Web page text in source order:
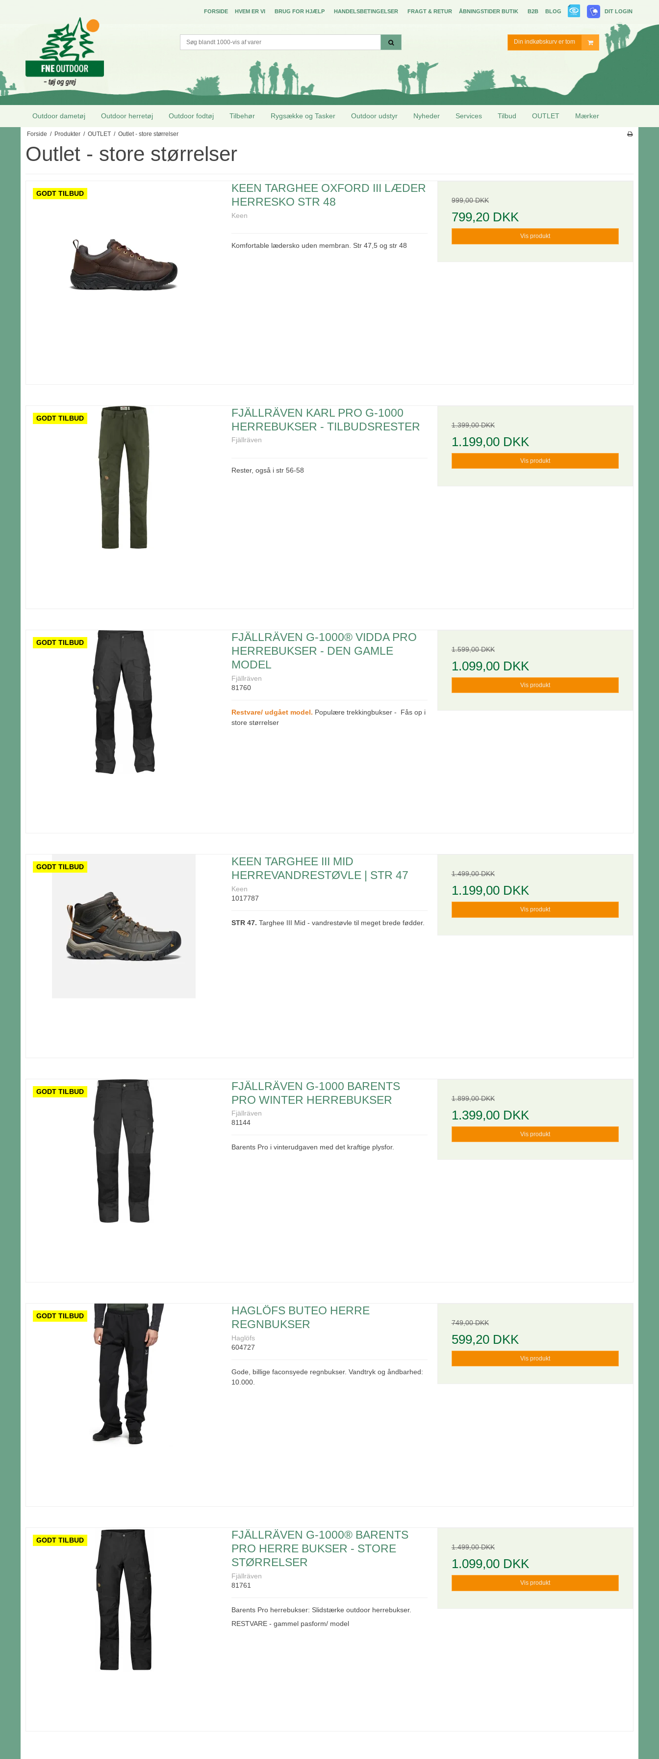
FORSIDE HVEM ER VI BRUG FOR HJÆLP HANDELSBETINGELSER FRAGT & RETUR ÅBNINGSTIDER BUTIK B2B BLOG DIT LOGIN
Din indkøbskurv er tom
Outdoor dametøj Outdoor herretøj Outdoor fodtøj Tilbehør Rygsække og Tasker Outdoor udstyr Nyheder Services Tilbud OUTLET Mærker
Forside / Produkter / OUTLET / Outlet - store størrelser
Outlet - store størrelser
GODT TILBUD
KEEN TARGHEE OXFORD III LÆDER
HERRESKO STR 48
Keen
Komfortable lædersko uden membran. Str 47,5 og str 48
999,00 DKK
799,20 DKK
Vis produkt
GODT TILBUD
FJÄLLRÄVEN KARL PRO G-1000
HERREBUKSER - TILBUDSRESTER
Fjällräven
Rester, også i str 56-58
1.399,00 DKK
1.199,00 DKK
Vis produkt
GODT TILBUD
FJÄLLRÄVEN G-1000® VIDDA PRO
HERREBUKSER - DEN GAMLE
MODEL
Fjällräven
81760
Restvare/ udgået model. Populære trekkingbukser - Fås op i
store størrelser
1.599,00 DKK
1.099,00 DKK
Vis produkt
GODT TILBUD
KEEN TARGHEE III MID
HERREVANDRESTØVLE | STR 47
Keen
1017787
STR 47. Targhee III Mid - vandrestøvle til meget brede fødder.
1.499,00 DKK
1.199,00 DKK
Vis produkt
GODT TILBUD
FJÄLLRÄVEN G-1000 BARENTS
PRO WINTER HERREBUKSER
Fjällräven
81144
Barents Pro i vinterudgaven med det kraftige plysfor.
1.899,00 DKK
1.399,00 DKK
Vis produkt
GODT TILBUD
HAGLÖFS BUTEO HERRE
REGNBUKSER
Haglöfs
604727
Gode, billige faconsyede regnbukser. Vandtryk og åndbarhed:
10.000.
749,00 DKK
599,20 DKK
Vis produkt
GODT TILBUD
FJÄLLRÄVEN G-1000® BARENTS
PRO HERRE BUKSER - STORE
STØRRELSER
Fjällräven
81761
Barents Pro herrebukser: Slidstærke outdoor herrebukser.
RESTVARE - gammel pasform/ model
1.499,00 DKK
1.099,00 DKK
Vis produkt